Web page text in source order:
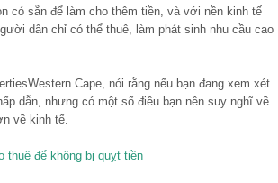
có sẵn để làm cho thêm tiền, và với nền kinh tế
dân chỉ có thể thuê, làm phát sinh nhu cầu cao
Cape, nói rằng nếu bạn đang xem xét
dẫn, nhưng có một số điều bạn nên suy nghĩ về
về kinh tế.